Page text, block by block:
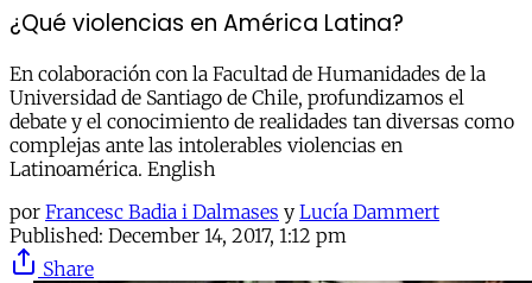
¿Qué violencias en América Latina?
En colaboración con la Facultad de Humanidades de la
Universidad de Santiago de Chile, profundizamos el
debate y el conocimiento de realidades tan diversas como
complejas ante las intolerables violencias en
Latinoamérica. English
por Francesc Badia i Dalmases y Lucía Dammert
Published: December 14, 2017, 1:12 pm
Share